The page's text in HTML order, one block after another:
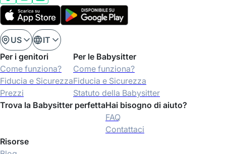
US
IT
Per i genitori
Come funziona?
Fiducia e Sicurezza
Prezzi
Per le Babysitter
Come funziona?
Fiducia e Sicurezza
Statuto della Babysitter
Trova la Babysitter perfettaHai bisogno di aiuto?
FAQ
Contattaci
Risorse